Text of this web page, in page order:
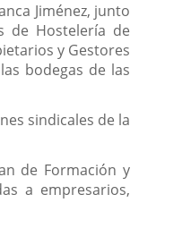
Jiménez, junto
de Hostelería de
y Gestores
bodegas de las
sindicales de la
de Formación y
a empresarios,